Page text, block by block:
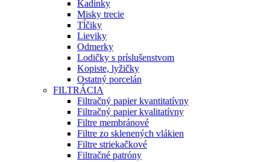
Kadinky
Misky trecie
Tĺčiky
Lieviky
Odmerky
Lodičky s príslušenstvom
Kopiste, lyžičky
Ostatný porcelán
FILTRÁCIA
Filtračný papier kvantitatívny
Filtračný papier kvalitatívny
Filtre membránové
Filtre zo sklenených vlákien
Filtre striekačkové
Filtračné patróny